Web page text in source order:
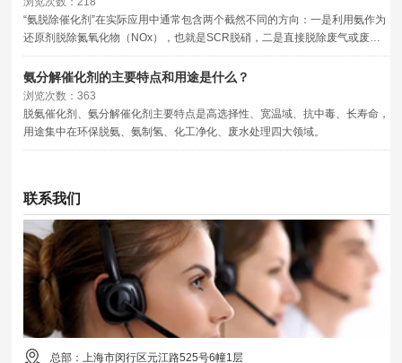
“氨脱除催化剂”在实际应用中通常包含两个截然不同的方向：一是利用氨作为
还原剂脱除氮氧化物（NOx），也就是SCR脱硝，二是直接脱除废气或废水
中的氨（NH₃）本身。
氨分解催化剂的主要特点和用途是什么？
浏览次数：363
脱氨催化剂、氨分解催化剂主要特点是高选择性、宽温域、抗中毒、长寿命，
用途集中在环保脱氨、氨制氢、化工净化、废水处理四大领域。
联系我们
总部：上海市闵行区元江路525号6幢1层